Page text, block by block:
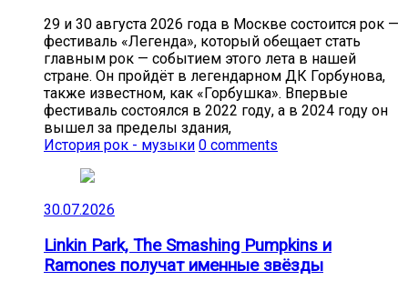
29 и 30 августа 2026 года в Москве состоится рок —
фестиваль «Легенда», который обещает стать
главным рок — событием этого лета в нашей
стране. Он пройдёт в легендарном ДК Горбунова,
также известном, как «Горбушка». Впервые
фестиваль состоялся в 2022 году, а в 2024 году он
вышел за пределы здания,
История рок - музыки 0 comments
30.07.2026
Linkin Park, The Smashing Pumpkins и
Ramones получат именные звёзды